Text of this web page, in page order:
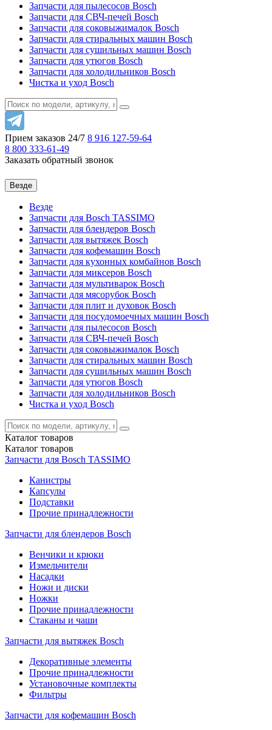
Запчасти для пылесосов Bosch
Запчасти для СВЧ-печей Bosch
Запчасти для соковыжималок Bosch
Запчасти для стиральных машин Bosch
Запчасти для сушильных машин Bosch
Запчасти для утюгов Bosch
Запчасти для холодильников Bosch
Чистка и уход Bosch
Прием заказов 24/7 8 916 127-59-64
8 800 333-61-49
Заказать обратный звонок
Везде
Везде
Запчасти для Bosch TASSIMO
Запчасти для блендеров Bosch
Запчасти для вытяжек Bosch
Запчасти для кофемашин Bosch
Запчасти для кухонных комбайнов Bosch
Запчасти для миксеров Bosch
Запчасти для мультиварок Bosch
Запчасти для мясорубок Bosch
Запчасти для плит и духовок Bosch
Запчасти для посудомоечных машин Bosch
Запчасти для пылесосов Bosch
Запчасти для СВЧ-печей Bosch
Запчасти для соковыжималок Bosch
Запчасти для стиральных машин Bosch
Запчасти для сушильных машин Bosch
Запчасти для утюгов Bosch
Запчасти для холодильников Bosch
Чистка и уход Bosch
Каталог товаров
Каталог товаров
Запчасти для Bosch TASSIMO
Канистры
Капсулы
Подставки
Прочие принадлежности
Запчасти для блендеров Bosch
Венчики и крюки
Измельчители
Насадки
Ножи и диски
Ножки
Прочие принадлежности
Стаканы и чаши
Запчасти для вытяжек Bosch
Декоративные элементы
Прочие принадлежности
Установочные комплекты
Фильтры
Запчасти для кофемашин Bosch